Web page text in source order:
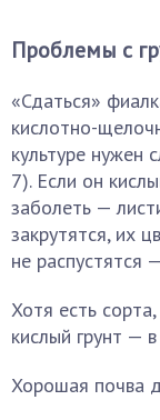
Проблемы с
«Сдаться»
кислотно-
культуре нужен
7). Если он
заболеть —
закрутятся, их
не распустятся
Хотя есть
кислый грунт —
Хорошая почва